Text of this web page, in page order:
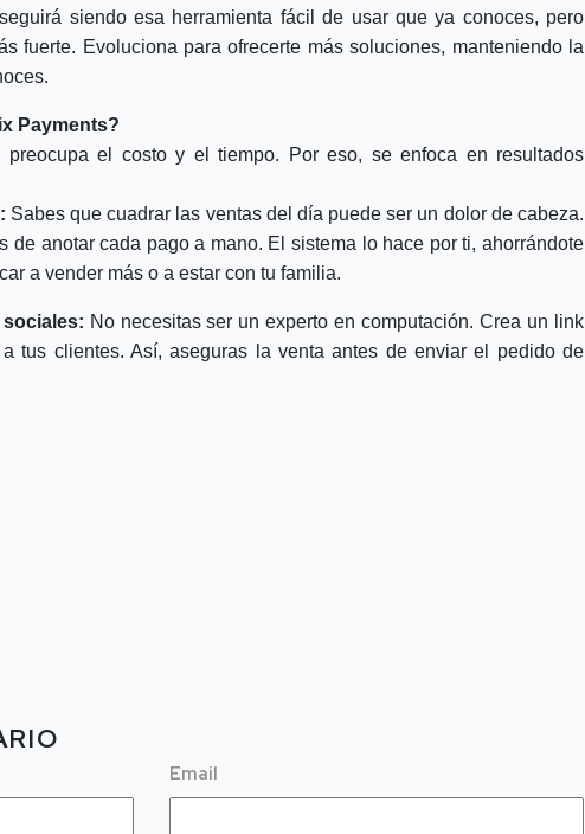
siendo esa herramienta fácil de usar que ya conoces, pero
fuerte. Evoluciona para ofrecerte más soluciones, manteniendo la
Payments?
preocupa el costo y el tiempo. Por eso, se enfoca en resultados
Sabes que cuadrar las ventas del día puede ser un dolor de cabeza.
de anotar cada pago a mano. El sistema lo hace por ti, ahorrándote
a vender más o a estar con tu familia.
No necesitas ser un experto en computación. Crea un link
tus clientes. Así, aseguras la venta antes de enviar el pedido de
Email